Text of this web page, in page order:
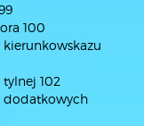
100
102
dodatkowych